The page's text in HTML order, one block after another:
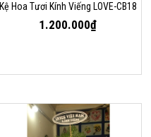
Kệ Hoa Tươi Kính Viếng LOVE-CB18
1.200.000₫